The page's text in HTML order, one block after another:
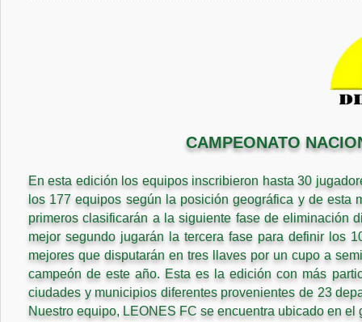
CAMPEONATO
En esta edición los equipos inscribieron hasta 30
los 177 equipos según la posición geográfica y de esta
primeros clasificarán a la siguiente fase de eliminación
mejor segundo jugarán la tercera fase para definir los
mejores que disputarán en tres llaves por un cupo a
campeón de este año. Esta es la edición con más
ciudades y municipios diferentes provenientes de 23
Nuestro equipo, LEONES FC se encuentra ubicado en el